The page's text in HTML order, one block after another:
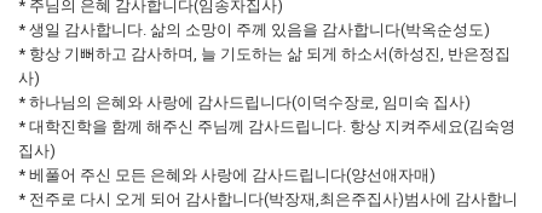
* 주님의 은혜 감사합니다(임송자집사)
* 생일 감사합니다. 삶의 소망이 주께 있음을 감사합니다(박옥순성도)
* 항상 기뻐하고 감사하며, 늘 기도하는 삶 되게 하소서(하성진, 반은정집
사)
* 하나님의 은혜와 사랑에 감사드립니다(이덕수장로, 임미숙 집사)
* 대학진학을 함께 해주신 주님께 감사드립니다. 항상 지켜주세요(김숙영
집사)
* 베풀어 주신 모든 은혜와 사랑에 감사드립니다(양선애자매)
* 전주로 다시 오게 되어 감사합니다(박장재,최은주집사)범사에 감사합니